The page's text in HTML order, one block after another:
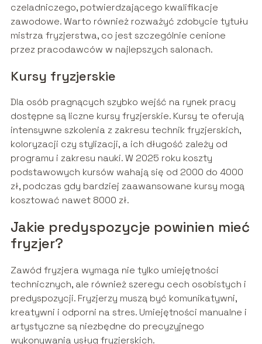
czeladniczego, potwierdzającego kwalifikacje
zawodowe. Warto również rozważyć zdobycie tytułu
mistrza fryzjerstwa, co jest szczególnie cenione
przez pracodawców w najlepszych salonach.
Kursy fryzjerskie
Dla osób pragnących szybko wejść na rynek pracy
dostępne są liczne kursy fryzjerskie. Kursy te oferują
intensywne szkolenia z zakresu technik fryzjerskich,
koloryzacji czy stylizacji, a ich długość zależy od
programu i zakresu nauki. W 2025 roku koszty
podstawowych kursów wahają się od 2000 do 4000
zł, podczas gdy bardziej zaawansowane kursy mogą
kosztować nawet 8000 zł.
Jakie predyspozycje powinien mieć
fryzjer?
Zawód fryzjera wymaga nie tylko umiejętności
technicznych, ale również szeregu cech osobistych i
predyspozycji. Fryzjerzy muszą być komunikatywni,
kreatywni i odporni na stres. Umiejętności manualne i
artystyczne są niezbędne do precyzyjnego
wykonywania usług fryzjerskich.